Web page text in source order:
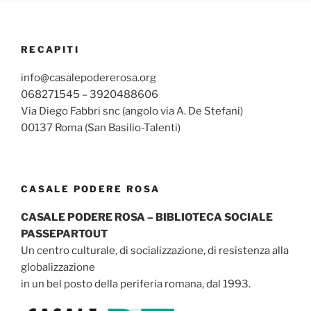
RECAPITI
info@casalepodererosa.org
068271545 – 3920488606
Via Diego Fabbri snc (angolo via A. De Stefani)
00137 Roma (San Basilio-Talenti)
CASALE PODERE ROSA
CASALE PODERE ROSA – BIBLIOTECA SOCIALE
PASSEPARTOUT
Un centro culturale, di socializzazione, di resistenza alla
globalizzazione
in un bel posto della periferia romana, dal 1993.